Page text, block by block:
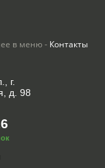
в меню - Контакты
г.
д. 98